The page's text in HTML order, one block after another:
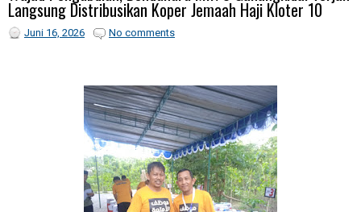
Langsung Distribusikan Koper Jemaah Haji Kloter 10
Juni 16, 2026 No comments